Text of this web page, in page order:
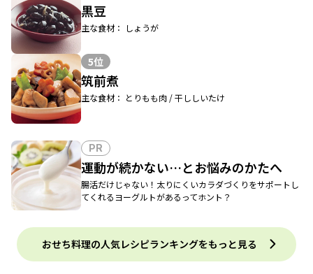
黒豆
主な食材： しょうが
5位
筑前煮
主な食材： とりもも肉 / 干ししいたけ
PR
運動が続かない…とお悩みのかたへ
腸活だけじゃない！太りにくいカラダづくりをサポートし
てくれるヨーグルトがあるってホント？
おせち料理の人気レシピランキングをもっと見る